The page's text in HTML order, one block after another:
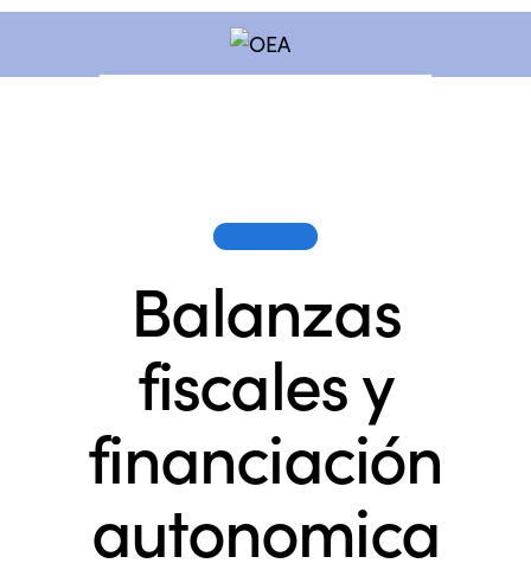
Balanzas
fiscales y
financiación
autonomica